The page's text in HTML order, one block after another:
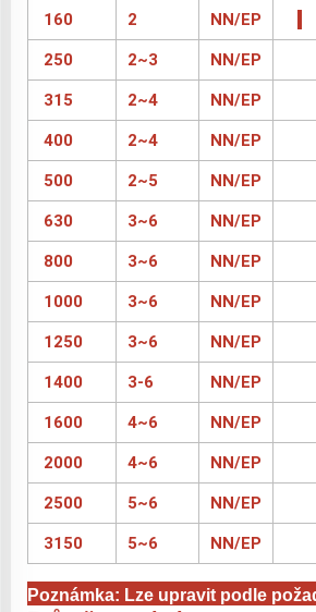
160 2 NN/EP
250 2~3 NN/EP
315 2~4 NN/EP
400 2~4 NN/EP
500 2~5 NN/EP
630 3~6 NN/EP
800 3~6 NN/EP
1000 3~6 NN/EP
1250 3~6 NN/EP
1400 3-6 NN/EP
1600 4~6 NN/EP
2000 4~6 NN/EP
2500 5~6 NN/EP
3150 5~6 NN/EP
Poznámka: Lze upravit podle